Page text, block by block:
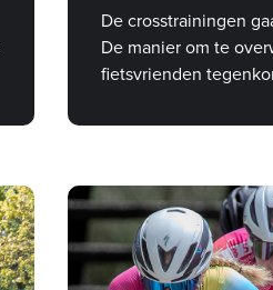
De crosstrainingen
De manier om te
fietsvrienden